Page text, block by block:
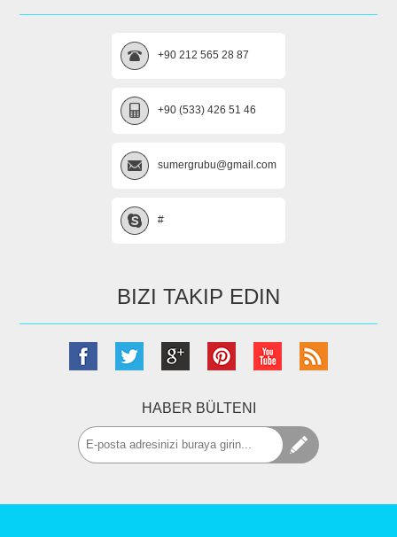
+90 212 565 28 87
+90 (533) 426 51 46
sumergrubu@gmail.com
#
BIZI TAKIP EDIN
HABER BÜLTENI